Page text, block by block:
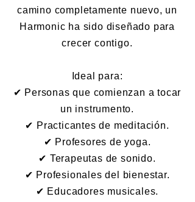
camino completamente nuevo, un
Harmonic ha sido diseñado para
crecer contigo.
Ideal para:
✔ Personas que comienzan a tocar
un instrumento.
✔ Practicantes de meditación.
✔ Profesores de yoga.
✔ Terapeutas de sonido.
✔ Profesionales del bienestar.
✔ Educadores musicales.